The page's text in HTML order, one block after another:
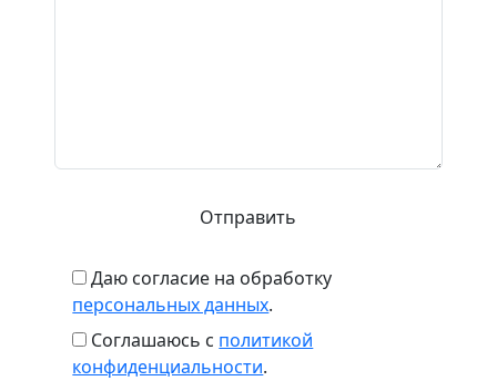
Даю согласие на обработку
персональных данных.
Соглашаюсь с политикой
конфиденциальности.